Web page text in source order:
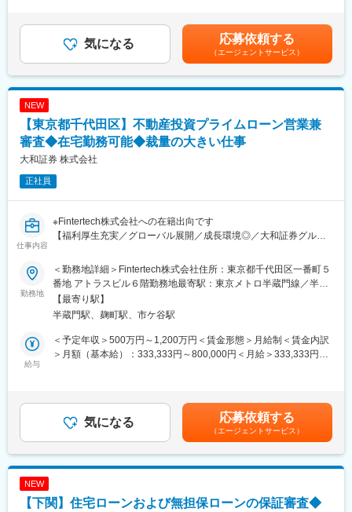
た第百十四国立銀行としてスタートしました。明治、大正、昭
和、平成の四代にわたり、香川県経済の中心として、常にゆるぎ
ない基盤と信用を培って続いてきた伝統ある銀行です。
百十四グループ 「長期ビジョン2030」
＜私たちが実現したいこと＞
◇私たちの存在意義は、お客さま・地域と対話を重ね、知恵を出
な”と一緒に環境・社会価値の向上したウェルピーイングな社会を
創っていきます。
＜その実現に向けて＞
◇私たちは「金融サービスの高度化」と「非金融の領域拡大」に
より総合コンサルティング・グループとしての機能を進化させ、
お客さま・地域の課題解決力をさらに強化していきます。
変更の範囲：当行業務全般 （詳細は、面談・面接時にご確認くだ
さい）
目安の金額であり、選考を通じて上下する可能性があります。月
給(月額)は固定手当を含めた表記です。
気になる 応募依頼する
（エージェントサービス）
NEW
【東京都千代田区】不動産投資プライムローン営業兼
審査◆在宅勤務可能◆裁量の大きい仕事
大和証券 株式会社
正社員
仕事内容
※Fintertech株式会社への在籍出向です
【福利厚生充実／グローバル展開／成長環境◎／大和証券グルー
■業務内容：
不動産担保融資における「審査・実行」および「事業価値向上
（評価または企画）」をお任せします。
【1】融資実務（ベース業務）
・顧客獲得から融資実行まで、案件の全プロセスを一気通貫で担
手続き、そして資金交付までを、分業ではなくオーナーシップを
持って完遂していただきます。
われない新しい金融商品を企画・立案する。
勤務地
＜勤務地詳細＞Fintertech株式会社住所：東京都千代田区一番町５
番地 アトラスビル６階勤務地最寄駅：東京メトロ半蔵門線／半蔵
門（出口5）駅受動喫煙対策：屋内全面禁煙変更の範囲：会社の定
める場所（テレワークを行う場所を含む）
【最寄り駅】
半蔵門駅、麹町駅、市ケ谷駅
給与
＜予定年収＞500万円～1,200万円＜賃金形態＞月給制＜賃金内訳
＞月額（基本給）：333,333円～800,000円＜月給＞333,333円～
であり、選考を通じて上下する可能性があります。月給(月額)は固
定手当を含めた表記です。
気になる 応募依頼する
（エージェントサービス）
NEW
【下関】住宅ローンおよび無担保ローンの保証審査◆